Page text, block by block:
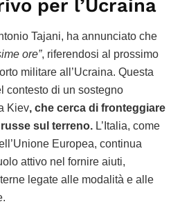
per l’Ucraina
Tajani, ha annunciato che
ore”, riferendosi al prossimo
militare all’Ucraina. Questa
contesto di un sostegno
Kiev, che cerca di fronteggiare
russe sul terreno. L’Italia, come
Europea, continua
attivo nel fornire aiuti,
legate alle modalità e alle